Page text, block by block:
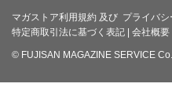
マガストア利用規約 及び プライバ
特定商取引法に基づく表記
会社概要
© FUJISAN MAGAZINE SERVICE